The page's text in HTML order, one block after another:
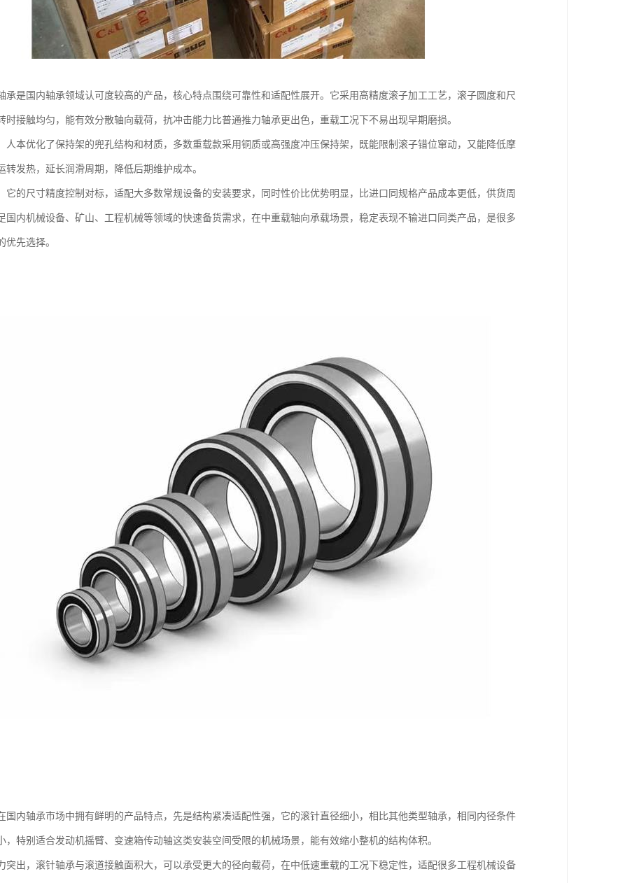
承是国内轴承领域认可度较高的产品，核心特点围绕可靠性和适配性展开。它采用高精度滚子加工工艺，滚子圆度和尺
时接触均匀，能有效分散轴向载荷，抗冲击能力比普通推力轴承更出色，重载工况下不易出现早期磨损。
人本优化了保持架的兜孔结构和材质，多数重载款采用铜质或高强度冲压保持架，既能限制滚子错位窜动，又能降低摩
转发热，延长润滑周期，降低后期维护成本。
它的尺寸精度控制对标，适配大多数常规设备的安装要求，同时性价比优势明显，比进口同规格产品成本更低，供货周
国内机械设备、矿山、工程机械等领域的快速备货需求，在中重载轴向承载场景，稳定表现不输进口同类产品，是很多
优先选择。
国内轴承市场中拥有鲜明的产品特点，先是结构紧凑适配性强，它的滚针直径细小，相比其他类型轴承，相同内径条件
，特别适合发动机摇臂、变速箱传动轴这类安装空间受限的机械场景，能有效缩小整机的结构体积。
突出，滚针轴承与滚道接触面积大，可以承受更大的径向载荷，在中低速重载的工况下稳定性，适配很多工程机械设备